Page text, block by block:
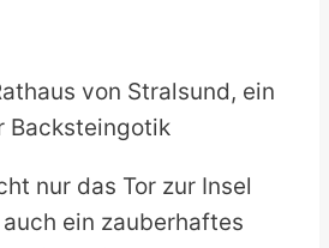
von Stralsund, ein
Backsteingotik
nur das Tor zur Insel
ein zauberhaftes